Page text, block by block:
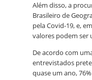
Além disso, a
Brasileiro de
pela Covid-19, e,
valores podem ser
De acordo com
entrevistados
quase um ano,